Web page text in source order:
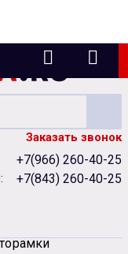
Заказать звонок
+7(966) 260-40-25
+7(843) 260-40-25